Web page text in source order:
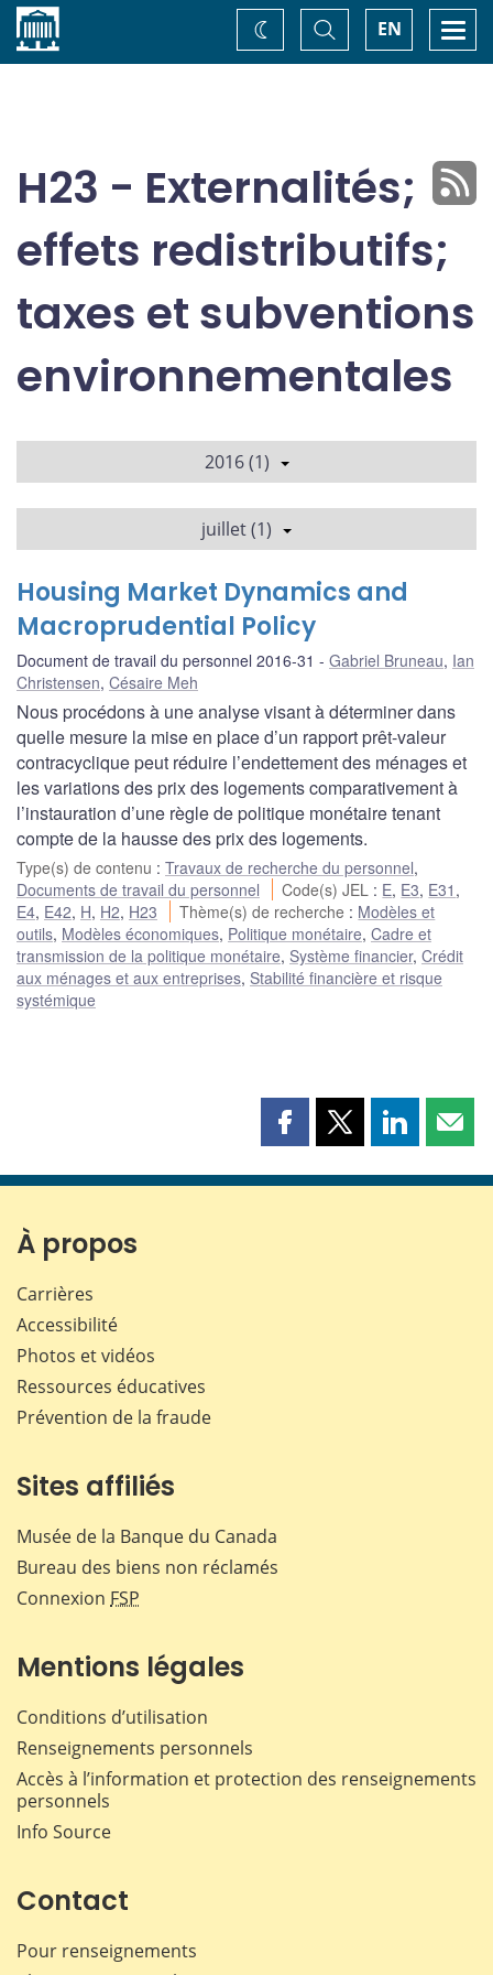
Accueil EN
Basculer
la
recherche
Changez
de
H23 - Externalités;
effets redistributifs;
taxes et subventions
environnementales
2016 (1)
juillet (1)
Housing Market Dynamics and
Macroprudential Policy
Document de travail du personnel 2016-31 Gabriel Bruneau, Ian
Christensen, Césaire Meh
Nous procédons à une analyse visant à déterminer dans
quelle mesure la mise en place d’un rapport prêt-valeur
contracyclique peut réduire l’endettement des ménages et
les variations des prix des logements comparativement à
l’instauration d’une règle de politique monétaire tenant
compte de la hausse des prix des logements.
Type(s) de contenu : Travaux de recherche du personnel,
Documents de travail du personnel
Code(s) JEL : E, E3, E31 ,
E4, E42, H, H2, H23 Thème(s) de recherche : Modèles et
outils, Modèles économiques, Politique monétaire, Cadre et
transmission de la politique monétaire, Système financier, Crédit
aux ménages et aux entreprises, Stabilité financière et risque
systémique
Partager
page
Partager
page
Partager
page page
À propos
Carrières
Accessibilité
Photos et vidéos
Ressources éducatives
Prévention de la fraude
Sites affiliés
Musée de la Banque du Canada
Bureau des biens non réclamés
Connexion FSP
Mentions légales
Conditions d’utilisation
Renseignements personnels
Accès à l’information et protection des renseignements
personnels
Info Source
Contact
Pour renseignements